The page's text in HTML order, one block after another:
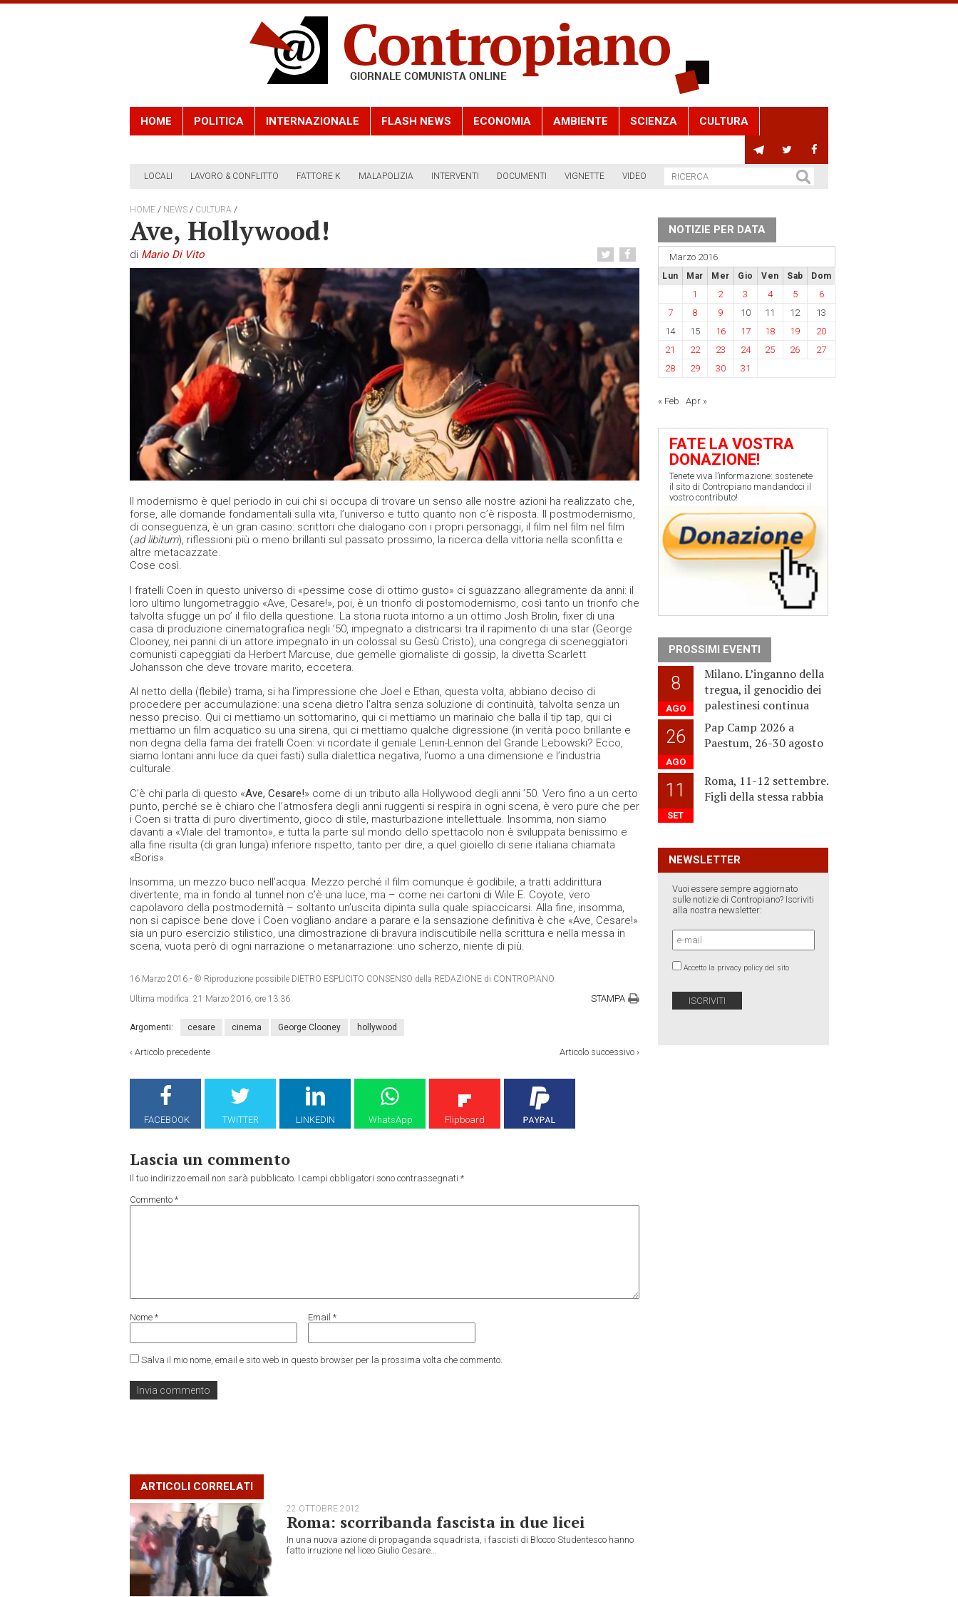
HOME POLITICA INTERNAZIONALE FLASH NEWS ECONOMIA AMBIENTE SCIENZA CULTURA
LOCALI LAVORO & CONFLITTO FATTORE K MALAPOLIZIA INTERVENTI DOCUMENTI VIGNETTE VIDEO
HOME / NEWS / CULTURA /
Ave, Hollywood!
di Mario Di Vito
Il modernismo è quel periodo in cui chi si occupa di trovare un senso alle nostre azioni ha realizzato che,
forse, alle domande fondamentali sulla vita, l’universo e tutto quanto non c’è risposta. Il postmodernismo,
di conseguenza, è un gran casino: scrittori che dialogano con i propri personaggi, il film nel film nel film
(ad libitum), riflessioni più o meno brillanti sul passato prossimo, la ricerca della vittoria nella sconfitta e
altre metacazzate.
Cose così.
I fratelli Coen in questo universo di «pessime cose di ottimo gusto» ci sguazzano allegramente da anni: il
loro ultimo lungometraggio «Ave, Cesare!», poi, è un trionfo di postomodernismo, così tanto un trionfo che
talvolta sfugge un po’ il filo della questione. La storia ruota intorno a un ottimo Josh Brolin, fixer di una
casa di produzione cinematografica negli ’50, impegnato a districarsi tra il rapimento di una star (George
Clooney, nei panni di un attore impegnato in un colossal su Gesù Cristo), una congrega di sceneggiatori
comunisti capeggiati da Herbert Marcuse, due gemelle giornaliste di gossip, la divetta Scarlett
Johansson che deve trovare marito, eccetera.
Al netto della (flebile) trama, si ha l’impressione che Joel e Ethan, questa volta, abbiano deciso di
procedere per accumulazione: una scena dietro l’altra senza soluzione di continuità, talvolta senza un
nesso preciso. Qui ci mettiamo un sottomarino, qui ci mettiamo un marinaio che balla il tip tap, qui ci
mettiamo un film acquatico su una sirena, qui ci mettiamo qualche digressione (in verità poco brillante e
non degna della fama dei fratelli Coen: vi ricordate il geniale Lenin-Lennon del Grande Lebowski? Ecco,
siamo lontani anni luce da quei fasti) sulla dialettica negativa, l’uomo a una dimensione e l’industria
culturale.
C’è chi parla di questo «Ave, Cesare!» come di un tributo alla Hollywood degli anni ’50. Vero fino a un certo
punto, perché se è chiaro che l’atmosfera degli anni ruggenti si respira in ogni scena, è vero pure che per
i Coen si tratta di puro divertimento, gioco di stile, masturbazione intellettuale. Insomma, non siamo
davanti a «Viale del tramonto», e tutta la parte sul mondo dello spettacolo non è sviluppata benissimo e
alla fine risulta (di gran lunga) inferiore rispetto, tanto per dire, a quel gioiello di serie italiana chiamata
«Boris».
Insomma, un mezzo buco nell’acqua. Mezzo perché il film comunque è godibile, a tratti addirittura
divertente, ma in fondo al tunnel non c’è una luce, ma – come nei cartoni di Wile E. Coyote, vero
capolavoro della postmodernità – soltanto un’uscita dipinta sulla quale spiaccicarsi. Alla fine, insomma,
non si capisce bene dove i Coen vogliano andare a parare e la sensazione definitiva è che «Ave, Cesare!»
sia un puro esercizio stilistico, una dimostrazione di bravura indiscutibile nella scrittura e nella messa in
scena, vuota però di ogni narrazione o metanarrazione: uno scherzo, niente di più.
16 Marzo 2016 - © Riproduzione possibile DIETRO ESPLICITO CONSENSO della REDAZIONE di CONTROPIANO
Ultima modifica: 21 Marzo 2016, ore 13:36 STAMPA
Argomenti: cesare cinema George Clooney hollywood
‹ Articolo precedente Articolo successivo ›
FACEBOOK TWITTER LINKEDIN WhatsApp Flipboard
Lascia un commento
Il tuo indirizzo email non sarà pubblicato. I campi obbligatori sono contrassegnati *
Commento *
Nome * Email *
Salva il mio nome, email e sito web in questo browser per la prossima volta che commento.
ARTICOLI CORRELATI
22 OTTOBRE 2012
Roma: scorribanda fascista in due licei
In una nuova azione di propaganda squadrista, i fascisti di Blocco Studentesco hanno
fatto irruzione nel liceo Giulio Cesare...
NOTIZIE PER DATA
Marzo 2016
Lun Mar Mer Gio Ven Sab Dom
1 2 3 4 5
6
7
8 9 10 11 12
13
14
15 16 17 18 19
20
21
22 23 24 25 26
27
28
29 30 31
« Feb Apr »
FATE LA VOSTRA
DONAZIONE!
Tenete viva l’informazione: sostenete
il sito di Contropiano mandandoci il
vostro contributo!
PROSSIMI EVENTI
8
AGO
Milano. L’inganno della
tregua, il genocidio dei
palestinesi continua
26
AGO
Pap Camp 2026 a
Paestum, 26-30 agosto
11
SET
Roma, 11-12 settembre.
Figli della stessa rabbia
NEWSLETTER
Vuoi essere sempre aggiornato
sulle notizie di Contropiano? Iscriviti
alla nostra newsletter:
Accetto la privacy policy del sito